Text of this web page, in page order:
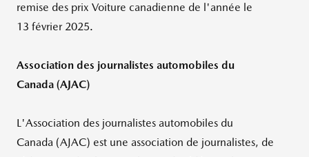
remise des prix Voiture canadienne de l'année le
13 février 2025.
Association des journalistes automobiles du
Canada (AJAC)
L'Association des journalistes automobiles du
Canada (AJAC) est une association de journalistes, de